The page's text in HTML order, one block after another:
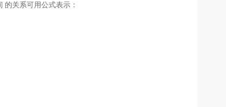
关系可用公式表示：